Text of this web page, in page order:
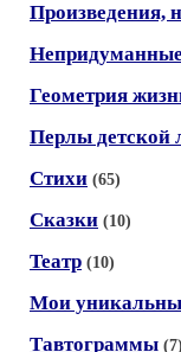
Произведения,
Геометрия
Перлы детской
Стихи (65)
Сказки (10)
Театр (10)
Мои
Тавтограммы (7)